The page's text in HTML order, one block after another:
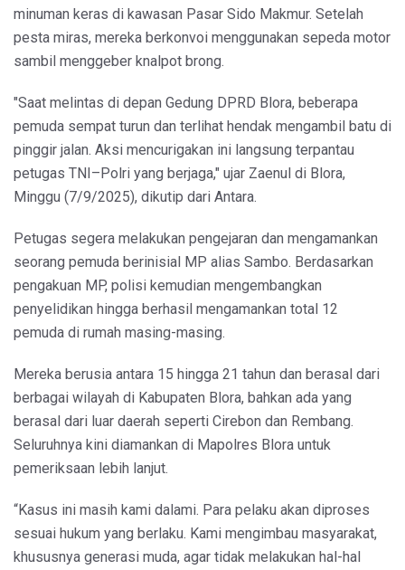
minuman keras di kawasan Pasar Sido Makmur. Setelah
pesta miras, mereka berkonvoi menggunakan sepeda motor
sambil menggeber knalpot brong.
"Saat melintas di depan Gedung DPRD Blora, beberapa
pemuda sempat turun dan terlihat hendak mengambil batu di
pinggir jalan. Aksi mencurigakan ini langsung terpantau
petugas TNI–Polri yang berjaga," ujar Zaenul di Blora,
Minggu (7/9/2025), dikutip dari Antara.
Petugas segera melakukan pengejaran dan mengamankan
seorang pemuda berinisial MP alias Sambo. Berdasarkan
pengakuan MP, polisi kemudian mengembangkan
penyelidikan hingga berhasil mengamankan total 12
pemuda di rumah masing-masing.
Mereka berusia antara 15 hingga 21 tahun dan berasal dari
berbagai wilayah di Kabupaten Blora, bahkan ada yang
berasal dari luar daerah seperti Cirebon dan Rembang.
Seluruhnya kini diamankan di Mapolres Blora untuk
pemeriksaan lebih lanjut.
“Kasus ini masih kami dalami. Para pelaku akan diproses
sesuai hukum yang berlaku. Kami mengimbau masyarakat,
khususnya generasi muda, agar tidak melakukan hal-hal